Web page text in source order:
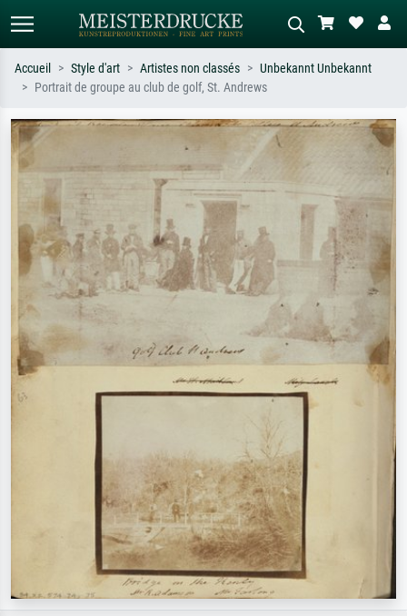
Recherchez par artiste, titre ou style –
impressionnisme, vague de Hokusai,
Décrivez la scène – ex. prairie verte,
abstrait avec beaucoup de rouge,
tableau sombre, nu debout près d'un
arbre.
Accueil Style d'art Artistes non classés
Unbekannt Unbekannt
Portrait de groupe au club de golf, St. Andrews